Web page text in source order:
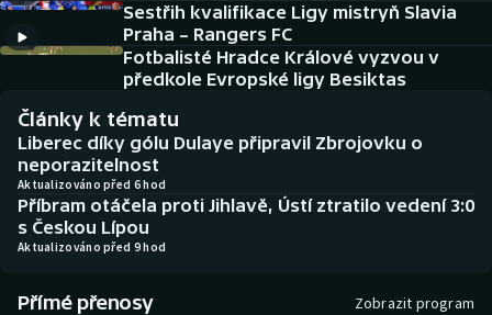
Baseball a softbal
Biatlon
Boby a skeleton
Box
Curling
Historické návraty
Aplikace ČT sport
AZ kvíz
Sestřih kvalifikace Ligy mistryň Slavia
Praha – Rangers FC
Fotbalisté Hradce Králové vyzvou v
předkole Evropské ligy Besiktas
Články k tématu
Liberec díky gólu Dulaye připravil Zbrojovku o
neporazitelnost
Aktualizováno před 6 hod
Příbram otáčela proti Jihlavě, Ústí ztratilo vedení 3:0
s Českou Lípou
Aktualizováno před 9 hod
Přímé přenosy Zobrazit program